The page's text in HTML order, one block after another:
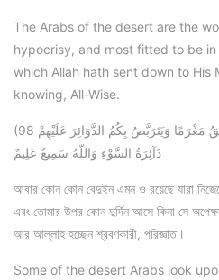
The Arabs of the desert are the
hypocrisy, and most fitted to be
which Allah hath sent down to His
knowing, All-Wise.
(98 وَمِنَ الأَعْرَابِ مَن يَتَّخِذُ مَا يُنفِقُ مَغْرَمًا وَيَتَرَبَّصُ بِكُمُ الدَّوَائِرَ عَلَيْهِمْ
دَآئِرَةُ السَّوْءِ وَاللّهُ سَمِيعٌ عَلِيمٌ
আবার কোন কোন বেদুইন এমন ও রয়েছে যারা
এবং তোমার উপর কোন দুর্দিন আসে কিনা সে
আর আল্লাহ হচ্ছেন শ্রবণকারী, পরিজ্ঞাত।
Some of the desert Arabs look